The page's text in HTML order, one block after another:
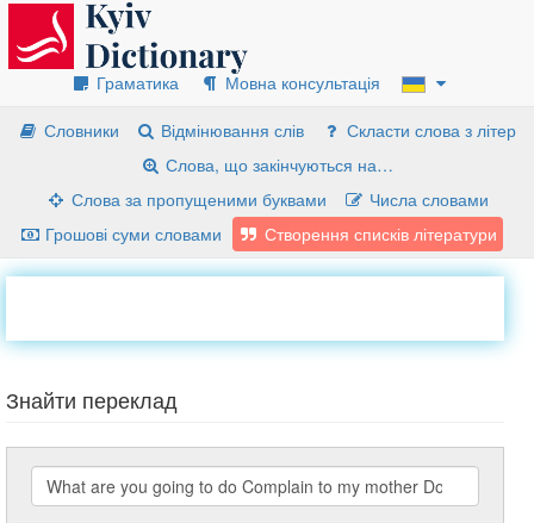
Граматика
Мовна консультація
Словники
Відмінювання слів
Скласти слова з літер
Слова, що закінчуються на…
Слова за пропущеними буквами
Числа словами
Грошові суми словами
Створення списків літератури
Знайти переклад